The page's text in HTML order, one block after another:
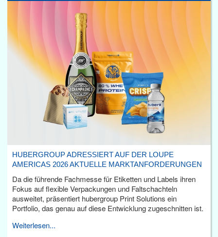
HUBERGROUP ADRESSIERT AUF DER LOUPE
AMERICAS 2026 AKTUELLE MARKTANFORDERUNGEN
Da die führende Fachmesse für Etiketten und Labels ihren
Fokus auf flexible Verpackungen und Faltschachteln
ausweitet, präsentiert hubergroup Print Solutions ein
Portfolio, das genau auf diese Entwicklung zugeschnitten ist.
Weiterlesen...